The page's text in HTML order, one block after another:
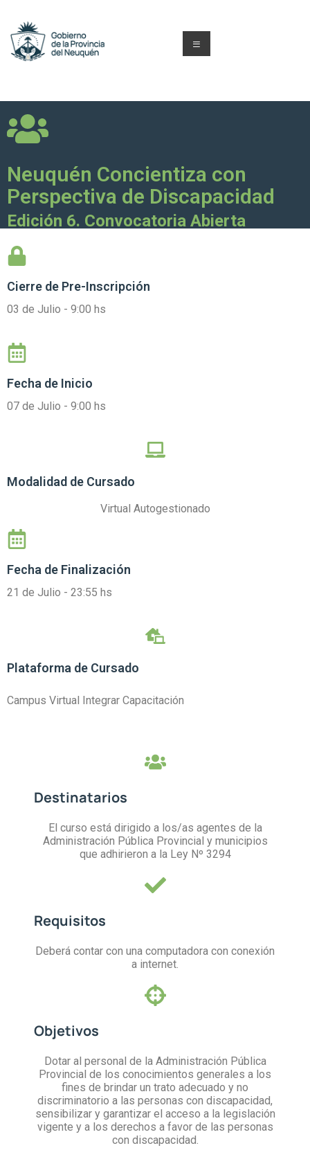
Neuquén Concientiza con
Perspectiva de Discapacidad
Edición 6. Convocatoria Abierta
Cierre de Pre-Inscripción
03 de Julio - 9:00 hs
Fecha de Inicio
07 de Julio - 9:00 hs
Modalidad de Cursado
Virtual Autogestionado
Fecha de Finalización
21 de Julio - 23:55 hs
Plataforma de Cursado
Campus Virtual Integrar Capacitación
Destinatarios
El curso está dirigido a los/as agentes de la
Administración Pública Provincial y municipios
que adhirieron a la Ley Nº 3294
Requisitos
Deberá contar con una computadora con conexión
a internet.
Objetivos
Dotar al personal de la Administración Pública
Provincial de los conocimientos generales a los
fines de brindar un trato adecuado y no
discriminatorio a las personas con discapacidad,
sensibilizar y garantizar el acceso a la legislación
vigente y a los derechos a favor de las personas
con discapacidad.